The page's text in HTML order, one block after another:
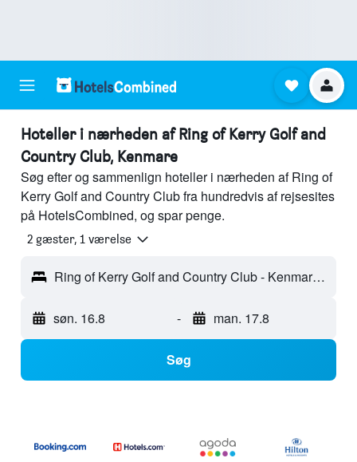
Hoteller i nærheden af Ring of Kerry Golf and
Country Club, Kenmare
Søg efter og sammenlign hoteller i nærheden af Ring of
Kerry Golf and Country Club fra hundredvis af rejsesites
på HotelsCombined, og spar penge.
2 gæster, 1 værelse
Ring of Kerry Golf and Country Club - Kenmare, Irland
søn. 16.8 - man. 17.8
Søg